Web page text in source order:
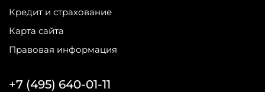
Кредит и страхование
Карта сайта
Правовая информация
+7 (495) 640-01-11